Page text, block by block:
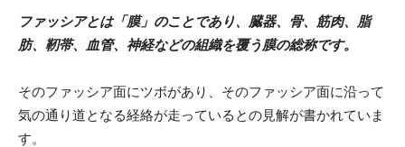
ファッシアとは「膜」のことであり、臓器、骨、筋肉、脂
肪、靭帯、血管、神経などの組織を覆う膜の総称です。
そのファッシア面にツボがあり、そのファッシア面に沿って
気の通り道となる経絡が走っているとの見解が書かれていま
す。